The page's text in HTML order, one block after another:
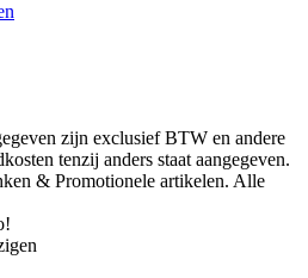
zijn exclusief BTW en andere
tenzij anders staat aangegeven.
& Promotionele artikelen. Alle